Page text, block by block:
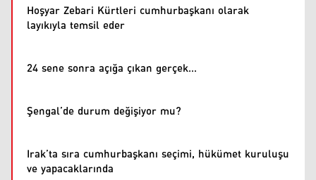
Hoşyar Zebari Kürtleri cumhurbaşkanı olarak
layıkıyla temsil eder
24 sene sonra açığa çıkan gerçek…
Şengal’de durum değişiyor mu?
Irak’ta sıra cumhurbaşkanı seçimi, hükümet kuruluşu
ve yapacaklarında